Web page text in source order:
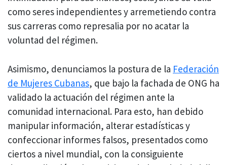
como seres independientes y arremetiendo contra
sus carreras como represalia por no acatar la
voluntad del régimen.
Asimismo, denunciamos la postura de la Federación
de Mujeres Cubanas, que bajo la fachada de ONG ha
validado la actuación del régimen ante la
comunidad internacional. Para esto, han debido
manipular información, alterar estadísticas y
confeccionar informes falsos, presentados como
ciertos a nivel mundial, con la consiguiente